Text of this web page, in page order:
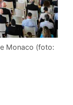
Monaco (foto: